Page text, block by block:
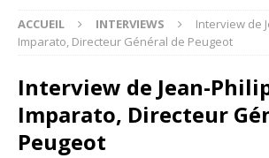
ACCUEIL INTERVIEWS
Interview de
Imparato, Directeur Général de Peugeot
Interview de Jean-
Imparato, Directeur
Peugeot